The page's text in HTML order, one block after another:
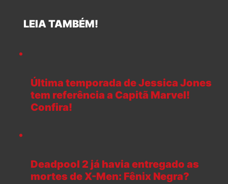
LEIA TAMBÉM!
Última temporada de Jessica Jones
tem referência a Capitã Marvel!
Confira!
Deadpool 2 já havia entregado as
mortes de X-Men: Fênix Negra?